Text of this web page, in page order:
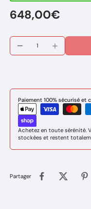
648,00€
Paiement 100% sécurisé et
Achetez en toute sérénité.
stockées et restent
Partager